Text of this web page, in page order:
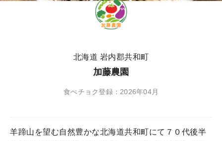
北海道 岩内郡共和町
加藤農園
食べチョク登録：2026年04月
羊蹄山を望む自然豊かな北海道共和町にて７０代後半